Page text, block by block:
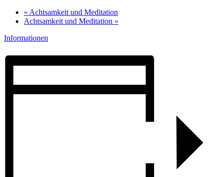
« Achtsamkeit und Meditation
Achtsamkeit und Meditation »
Informationen